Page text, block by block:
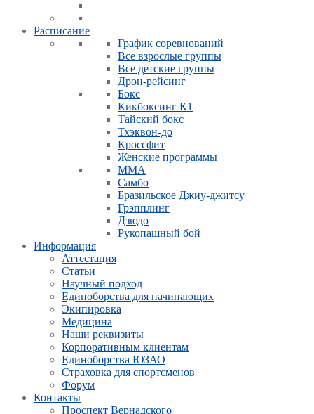
Расписание
График соревнований
Все взрослые группы
Все детские группы
Дрон-рейсинг
Бокс
Кикбоксинг К1
Тайский бокс
Тхэквон-до
Кроссфит
Женские программы
ММА
Самбо
Бразильское Джиу-джитсу
Грэпплинг
Дзюдо
Рукопашный бой
Информация
Аттестация
Статьи
Научный подход
Единоборства для начинающих
Экипировка
Медицина
Наши реквизиты
Корпоративным клиентам
Единоборства ЮЗАО
Страховка для спортсменов
Форум
Контакты
Проспект Вернадского